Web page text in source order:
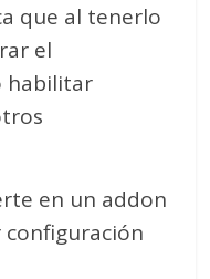
que al tenerlo
el
habilitar
en un addon